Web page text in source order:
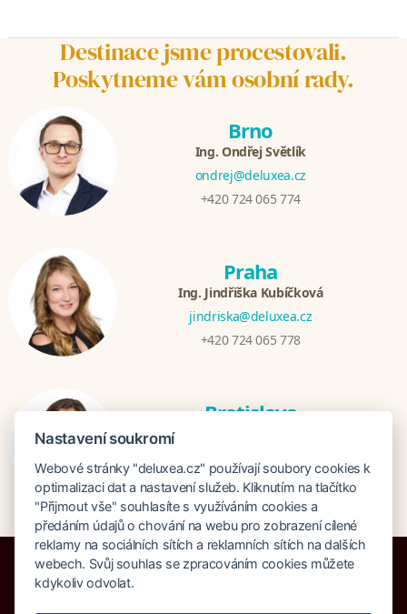
Destinace jsme procestovali.
Poskytneme vám osobní rady.
Brno
Ing. Ondřej Světlík
ondrej@deluxea.cz
+420 724 065 774
Praha
Ing. Jindřiška Kubíčková
jindriska@deluxea.cz
+420 724 065 778
Bratislava
+421 948 759 074
Nastavení soukromí
Webové stránky "deluxea.cz" používají soubory cookies k
optimalizaci dat a nastavení služeb. Kliknutím na tlačítko
"Přijmout vše" souhlasíte s využíváním cookies a
předáním údajů o chování na webu pro zobrazení cílené
reklamy na sociálních sítích a reklamních sítích na dalších
webech. Svůj souhlas se zpracováním cookies můžete
kdykoliv odvolat.